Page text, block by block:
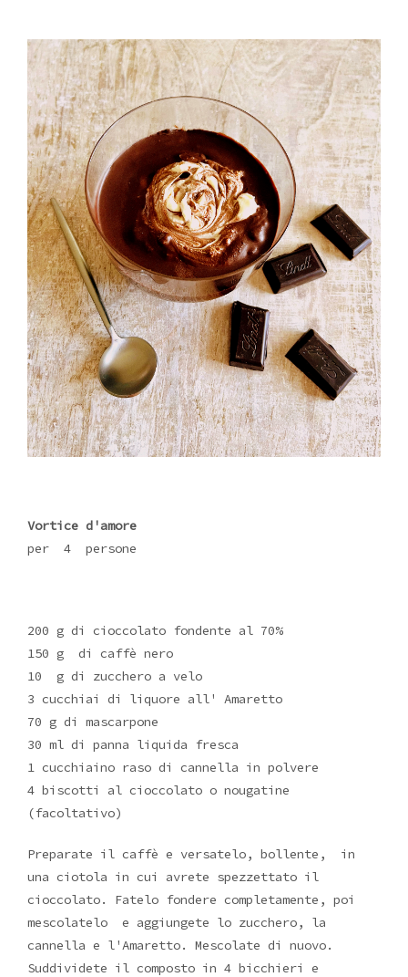
Vortice d'amore
per 4 persone
200 g di cioccolato fondente al 70%
150 g di caffè nero
10 g di zucchero a velo
3 cucchiai di liquore all' Amaretto
70 g di mascarpone
30 ml di panna liquida fresca
1 cucchiaino raso di cannella in polvere
4 biscotti al cioccolato o nougatine
(facoltativo)
Preparate il caffè e versatelo, bollente, in
una ciotola in cui avrete spezzettato il
cioccolato. Fatelo fondere completamente, poi
mescolatelo e aggiungete lo zucchero, la
cannella e l'Amaretto. Mescolate di nuovo.
Suddividete il composto in 4 bicchieri e